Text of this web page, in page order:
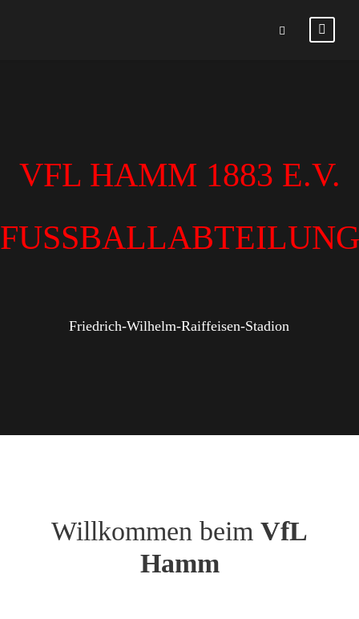
VFL HAMM 1883 E.V.
FUSSBALLABTEILUNG
Friedrich-Wilhelm-Raiffeisen-Stadion
Willkommen beim VfL
Hamm